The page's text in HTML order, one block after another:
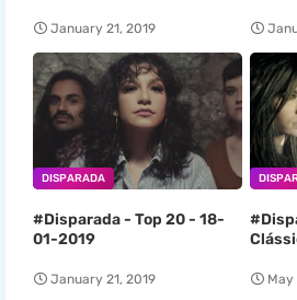
January 21, 2019
DISPARADA
#Disparada - Top 20 - 18-
01-2019
January 21, 2019 May